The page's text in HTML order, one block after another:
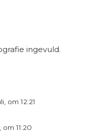
ingevuld.
om 12:21
11:20